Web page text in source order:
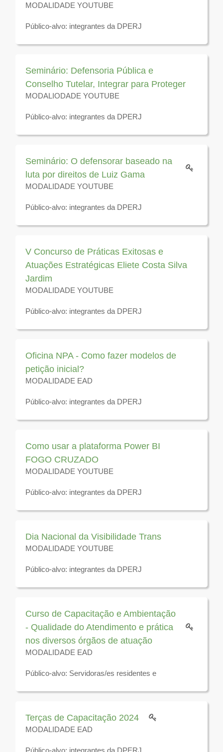
MODALIDADE YOUTUBE
Público-alvo: integrantes da DPERJ
Disponível para visualização até 31 de dezembro de
Seminário: Defensoria Pública e
Conselho Tutelar, Integrar para Proteger
MODALIODADE YOUTUBE
Público-alvo: integrantes da DPERJ
Disponível para visualização até 31 de dezembro de
Seminário: O defensorar baseado na
luta por direitos de Luiz Gama
MODALIDADE YOUTUBE
Público-alvo: integrantes da DPERJ
Disponível para visualização até 31 de dezembro de
V Concurso de Práticas Exitosas e
Atuações Estratégicas Eliete Costa Silva
Jardim
MODALIDADE YOUTUBE
Público-alvo: integrantes da DPERJ
Disponível para visualização até 31 de dezembro de
Oficina NPA - Como fazer modelos de
petição inicial?
MODALIDADE EAD
Público-alvo: integrantes da DPERJ
Disponível para visualização até 31 de dezembro de
Como usar a plataforma Power BI
FOGO CRUZADO
MODALIDADE YOUTUBE
Público-alvo: integrantes da DPERJ
Disponível para visualização até 31 de dezembro de
Dia Nacional da Visibilidade Trans
MODALIDADE YOUTUBE
Público-alvo: integrantes da DPERJ
Disponível até 31 de dezembro de 2026
Curso de Capacitação e Ambientação
- Qualidade do Atendimento e prática
nos diversos órgãos de atuação
MODALIDADE EAD
Público-alvo: Servidoras/es residentes e
2025
Terças de Capacitação 2024
MODALIDADE EAD